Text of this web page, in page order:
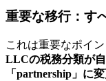
重要な移行：す
これは重要なポイン
LLCの税務分類が
「partnership」に